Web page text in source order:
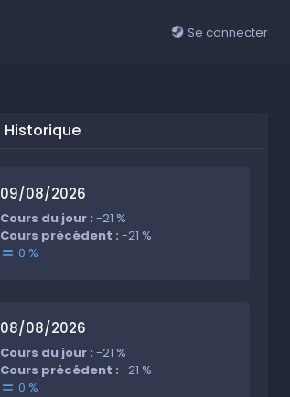
Se connecter
Historique
09/08/2026
Cours du jour :-21 %
Cours précédent :-21 %
0 %
08/08/2026
Cours du jour :-21 %
Cours précédent :-21 %
0 %